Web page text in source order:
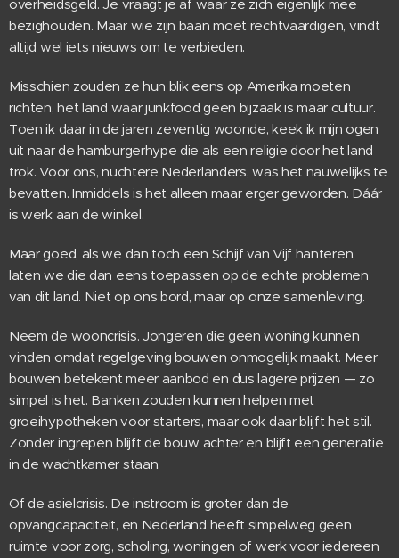
overheidsgeld. Je vraagt je af waar ze zich eigenlijk mee
bezighouden. Maar wie zijn baan moet rechtvaardigen, vindt
altijd wel iets nieuws om te verbieden.
Misschien zouden ze hun blik eens op Amerika moeten
richten, het land waar junkfood geen bijzaak is maar cultuur.
Toen ik daar in de jaren zeventig woonde, keek ik mijn ogen
uit naar de hamburgerhype die als een religie door het land
trok. Voor ons, nuchtere Nederlanders, was het nauwelijks te
bevatten. Inmiddels is het alleen maar erger geworden. Dáár
is werk aan de winkel.
Maar goed, als we dan toch een Schijf van Vijf hanteren,
laten we die dan eens toepassen op de echte problemen
van dit land. Niet op ons bord, maar op onze samenleving.
Neem de wooncrisis. Jongeren die geen woning kunnen
vinden omdat regelgeving bouwen onmogelijk maakt. Meer
bouwen betekent meer aanbod en dus lagere prijzen — zo
simpel is het. Banken zouden kunnen helpen met
groeihypotheken voor starters, maar ook daar blijft het stil.
Zonder ingrepen blijft de bouw achter en blijft een generatie
in de wachtkamer staan.
Of de asielcrisis. De instroom is groter dan de
opvangcapaciteit, en Nederland heeft simpelweg geen
ruimte voor zorg, scholing, woningen of werk voor iedereen